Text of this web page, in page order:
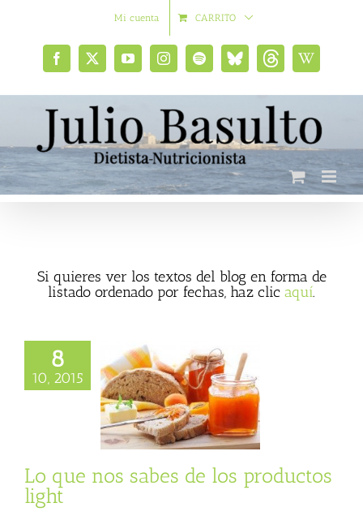
Mi cuenta CARRITO
Facebook
X YouTubeInstagramSpotifyBluesky
social
ThreadsWikipedia
Si quieres ver los textos del blog en forma de
listado ordenado por fechas, haz clic aquí.
8
10, 2015
Lo que nos sabes de los productos
light